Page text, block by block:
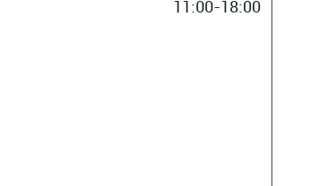
11:00-18:00